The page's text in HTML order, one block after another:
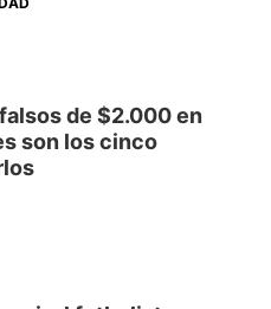
de $2.000 en
son los cinco